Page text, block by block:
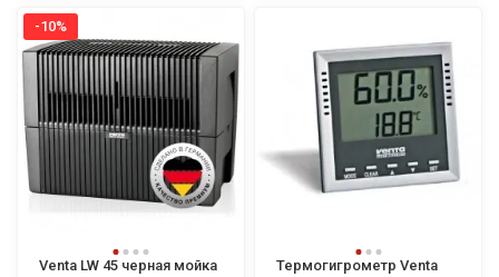
-10%
Venta LW 45 черная мойка
Термогигрометр Venta